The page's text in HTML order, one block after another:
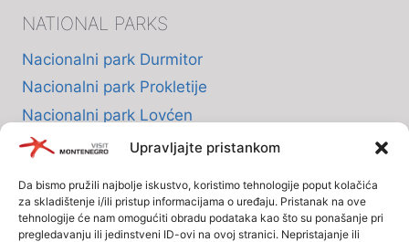
Upravljajte pristankom
Da bismo pružili najbolje iskustvo, koristimo tehnologije poput kolačića
za skladištenje i/ili pristup informacijama o uređaju. Pristanak na ove
tehnologije će nam omogućiti obradu podataka kao što su ponašanje pri
pregledavanju ili jedinstveni ID-ovi na ovoj stranici. Nepristajanje ili
NATIONAL PARKS
Nacionalni park Durmitor
Nacionalni park Prokletije
Nacionalni park Lovćen
Nacionalni park Skadarsko jezero
INFO